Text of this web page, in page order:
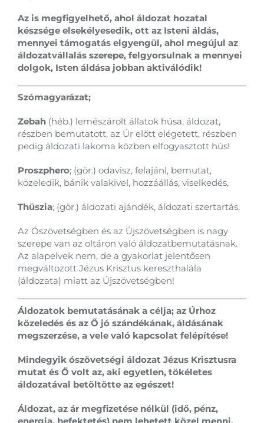
Az is megfigyelhető, ahol áldozat hozatal
készsége elsekélyesedik, ott az Isteni áldás,
mennyei támogatás elgyengül, ahol megújul az
áldozatvállalás szerepe, felgyorsulnak a mennyei
dolgok, Isten áldása jobban aktiválódik!
Szómagyarázat;
Zebah (héb.) lemészárolt állatok húsa, áldozat,
részben bemutatott, az Úr előtt elégetett, részben
pedig áldozati lakoma közben elfogyasztott hús!
Proszphero; (gör.) odavisz, felajánl, bemutat,
közeledik, bánik valakivel, hozzáállás, viselkedés,
Thüszia; (gör.) áldozati ajándék, áldozati szertartás,
Az Ószövetségben és az Újszövetségben is nagy
szerepe van az oltáron való áldozatbemutatásnak.
Az alapelvek nem, de a gyakorlat jelentősen
megváltozott Jézus Krisztus kereszthalála
(áldozata) miatt az Újszövetségben!
Áldozatok bemutatásának a célja; az Úrhoz
közeledés és az Ő jó szándékának, áldásának
megszerzése, a vele való kapcsolat felépítése!
Mindegyik ószövetségi áldozat Jézus Krisztusra
mutat és Ő volt az, aki egyetlen, tökéletes
áldozatával betöltötte az egészet!
Áldozat, az ár megfizetése nélkül (idő, pénz,